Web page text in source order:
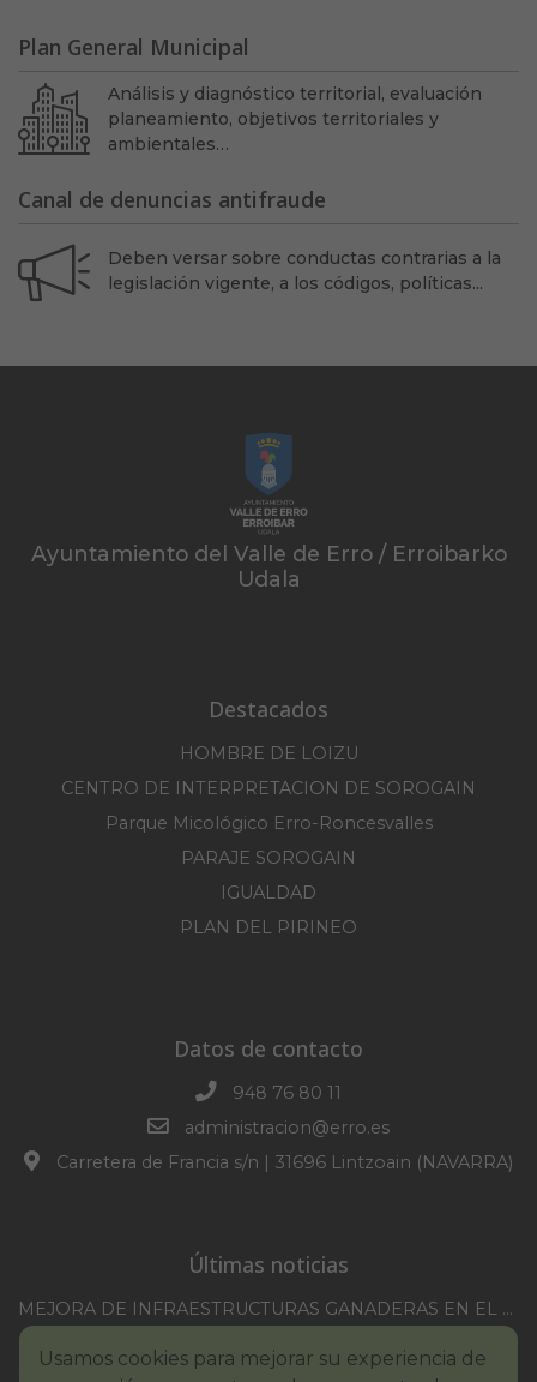
Plan General Municipal
Análisis y diagnóstico territorial, evaluación
planeamiento, objetivos territoriales y
ambientales…
Canal de denuncias antifraude
Deben versar sobre conductas contrarias a la
legislación vigente, a los códigos, políticas...
Ayuntamiento del Valle de Erro / Erroibarko
Udala
Destacados
HOMBRE DE LOIZU
CENTRO DE INTERPRETACION DE SOROGAIN
Parque Micológico Erro-Roncesvalles
PARAJE SOROGAIN
IGUALDAD
PLAN DEL PIRINEO
Datos de contacto
948 76 80 11
administracion@erro.es
Carretera de Francia s/n | 31696 Lintzoain (NAVARRA)
Últimas noticias
MEJORA DE INFRAESTRUCTURAS GANADERAS EN EL TM DE ERRO CAMPAÑA 2025-2026
Usamos cookies para mejorar su experiencia de